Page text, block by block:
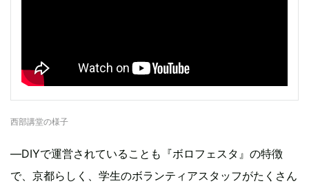
西部講堂の様子
―DIYで運営されていることも『ボロフェスタ』の特徴
で、京都らしく、学生のボランティアスタッフがたくさん